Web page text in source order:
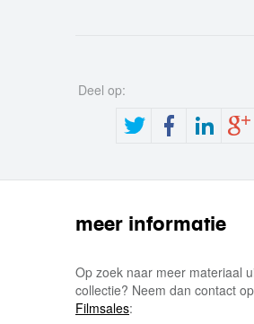
Deel op:
meer informatie
Op zoek naar meer materiaal
collectie? Neem dan contact
Filmsales: